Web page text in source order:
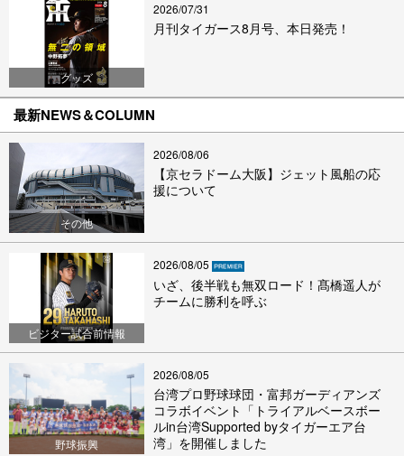
グッズ
2026/07/31
月刊タイガース8月号、本日発売！
最新NEWS＆COLUMN
その他
2026/08/06
【京セラドーム大阪】ジェット風船の応
援について
ビジター試合前情報
2026/08/05
いざ、後半戦も無双ロード！髙橋遥人が
チームに勝利を呼ぶ
野球振興
2026/08/05
台湾プロ野球球団・富邦ガーディアンズ
コラボイベント「トライアルベースボー
ルin台湾Supported byタイガーエア台
湾」を開催しました